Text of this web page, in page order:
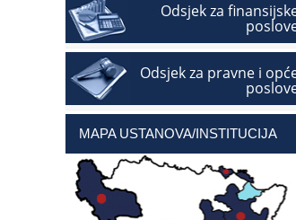
Odsjek za
Odsjek za pravne i
MAPA USTANOVA/INSTITUCIJA